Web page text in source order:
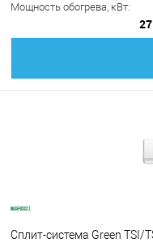
Мощность обогрева, кВт:
Сплит-система Green TSI/